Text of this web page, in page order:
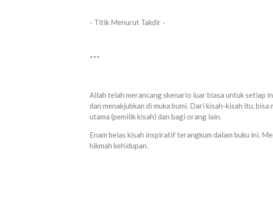
- Titik Menurut Takdir -
***
Allah telah merancang skenario luar biasa untuk setiap
dan menakjubkan di muka bumi. Dari kisah-kisah itu,
utama (pemilik kisah) dan bagi orang lain.
Enam belas kisah inspiratif terangkum dalam buku ini.
hikmah kehidupan.